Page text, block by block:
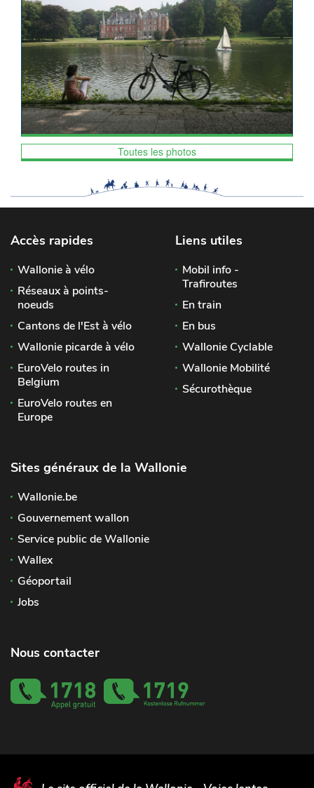
Toutes les photos
Accès rapides
Wallonie à vélo
Réseaux à points-
noeuds
Cantons de l'Est à vélo
Wallonie picarde à vélo
EuroVelo routes in
Belgium
EuroVelo routes en
Europe
Liens utiles
Mobil info -
Trafiroutes
En train
En bus
Wallonie Cyclable
Wallonie Mobilité
Sécurothèque
Sites généraux de la Wallonie
Wallonie.be
Gouvernement wallon
Service public de Wallonie
Wallex
Géoportail
Jobs
Nous contacter